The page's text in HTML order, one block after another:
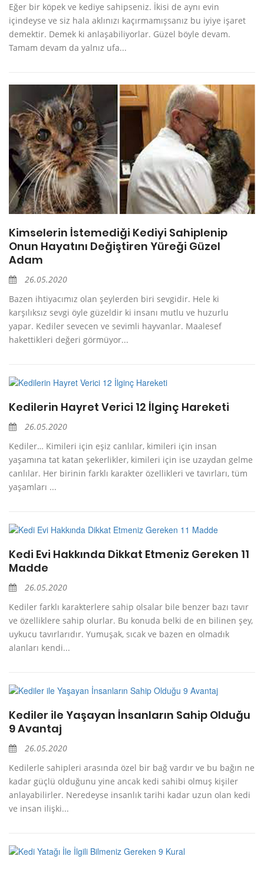
Eğer bir köpek ve kediye sahipseniz. İkisi de aynı evin
içindeyse ve siz hala aklınızı kaçırmamışsanız bu iyiye işaret
demektir. Demek ki anlaşabiliyorlar. Güzel böyle devam.
Tamam devam da yalnız ufa...
Kimselerin İstemediği Kediyi Sahiplenip
Onun Hayatını Değiştiren Yüreği Güzel
Adam
26.05.2020
Bazen ihtiyacımız olan şeylerden biri sevgidir. Hele ki
karşılıksız sevgi öyle güzeldir ki insanı mutlu ve huzurlu
yapar. Kediler sevecen ve sevimli hayvanlar. Maalesef
hakettikleri değeri görmüyor...
Kedilerin Hayret Verici 12 İlginç Hareketi
26.05.2020
Kediler… Kimileri için eşiz canlılar, kimileri için insan
yaşamına tat katan şekerlikler, kimileri için ise uzaydan gelme
canlılar. Her birinin farklı karakter özellikleri ve tavırları, tüm
yaşamları ...
Kedi Evi Hakkında Dikkat Etmeniz Gereken 11
Madde
26.05.2020
Kediler farklı karakterlere sahip olsalar bile benzer bazı tavır
ve özelliklere sahip olurlar. Bu konuda belki de en bilinen şey,
uykucu tavırlarıdır. Yumuşak, sıcak ve bazen en olmadık
alanları kendi...
Kediler ile Yaşayan İnsanların Sahip Olduğu
9 Avantaj
26.05.2020
Kedilerle sahipleri arasında özel bir bağ vardır ve bu bağın ne
kadar güçlü olduğunu yine ancak kedi sahibi olmuş kişiler
anlayabilirler. Neredeyse insanlık tarihi kadar uzun olan kedi
ve insan ilişki...